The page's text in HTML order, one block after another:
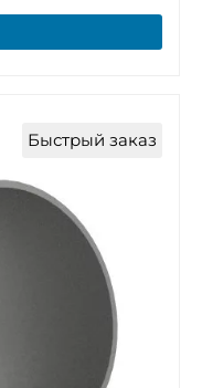
Быстрый заказ